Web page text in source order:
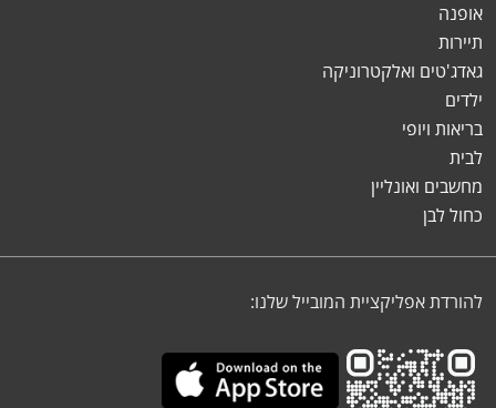
אופנה
תיירות
גאדג'טים ואלקטרוניקה
ילדים
בריאות ויופי
לבית
מחשבים ואונליין
כחול לבן
להורדת אפליקציית המובייל שלנו: